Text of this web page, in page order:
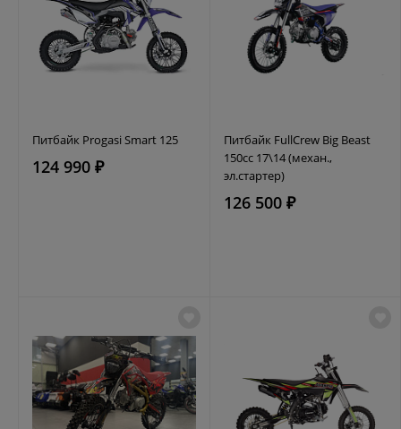
Питбайк Progasi Smart 125
124 990 ₽
Питбайк FullCrew Big Beast
150cc 17\14 (механ.,
эл.стартер)
126 500 ₽